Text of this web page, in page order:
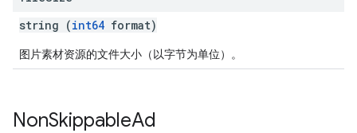
string (int64 format)
图片素材资源的文件大小（以字节为单位）。
NonSkippableAd